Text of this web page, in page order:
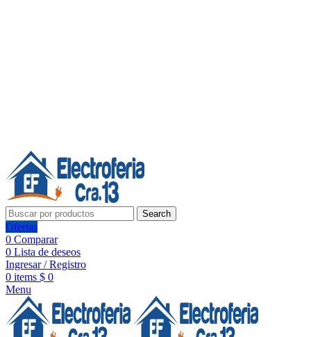
Search
Ofertas
0 Comparar
0 Lista de deseos
Ingresar / Registro
0 items $ 0
Menu